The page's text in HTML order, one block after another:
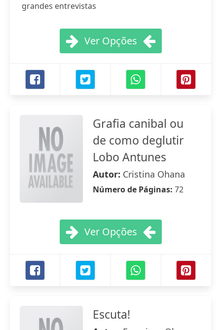
grandes entrevistas
Ver Opções
Grafia canibal ou
de como deglutir
Lobo Antunes
Autor: Cristina Ohana
Número de Páginas: 72
Ver Opções
Escuta!